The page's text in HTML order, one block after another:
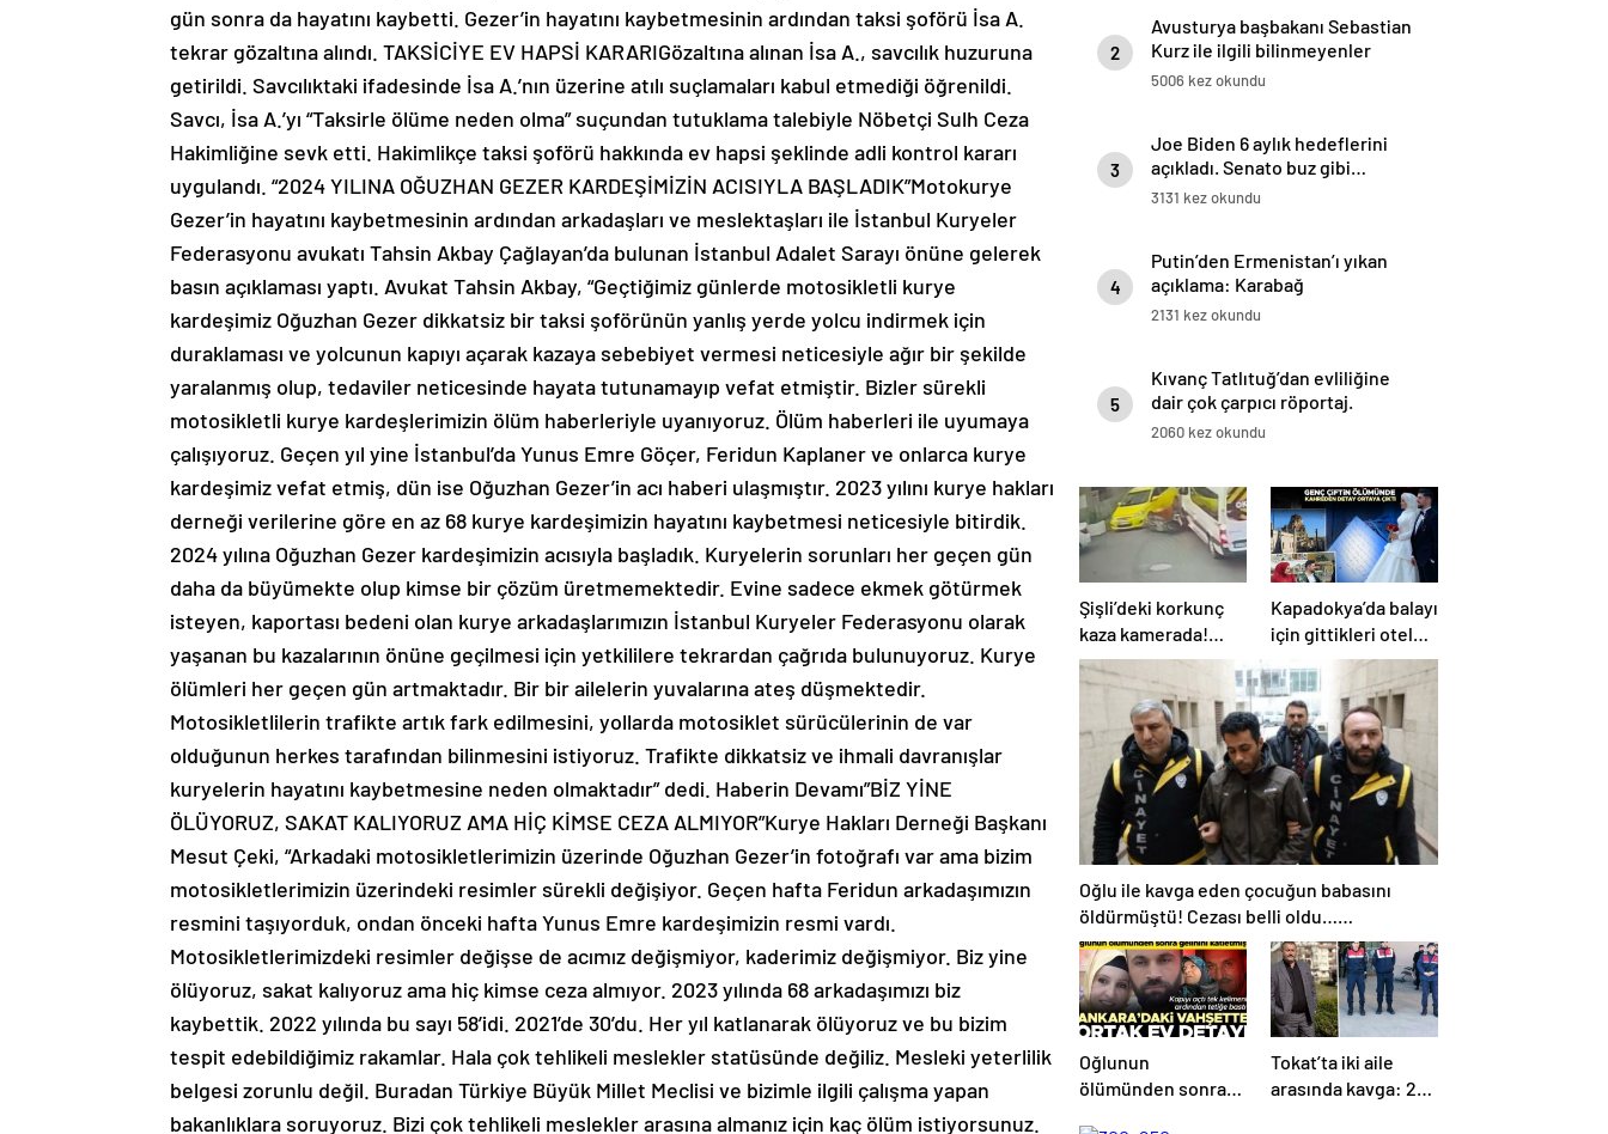
gün sonra da hayatını kaybetti. Gezer’in hayatını kaybetmesinin ardından taksi şoförü İsa A.
tekrar gözaltına alındı. TAKSİCİYE EV HAPSİ KARARIGözaltına alınan İsa A., savcılık huzuruna
getirildi. Savcılıktaki ifadesinde İsa A.’nın üzerine atılı suçlamaları kabul etmediği öğrenildi.
Savcı, İsa A.’yı “Taksirle ölüme neden olma” suçundan tutuklama talebiyle Nöbetçi Sulh Ceza
Hakimliğine sevk etti. Hakimlikçe taksi şoförü hakkında ev hapsi şeklinde adli kontrol kararı
uygulandı. “2024 YILINA OĞUZHAN GEZER KARDEŞİMİZİN ACISIYLA BAŞLADIK”Motokurye
Gezer’in hayatını kaybetmesinin ardından arkadaşları ve meslektaşları ile İstanbul Kuryeler
Federasyonu avukatı Tahsin Akbay Çağlayan’da bulunan İstanbul Adalet Sarayı önüne gelerek
basın açıklaması yaptı. Avukat Tahsin Akbay, “Geçtiğimiz günlerde motosikletli kurye
kardeşimiz Oğuzhan Gezer dikkatsiz bir taksi şoförünün yanlış yerde yolcu indirmek için
duraklaması ve yolcunun kapıyı açarak kazaya sebebiyet vermesi neticesiyle ağır bir şekilde
yaralanmış olup, tedaviler neticesinde hayata tutunamayıp vefat etmiştir. Bizler sürekli
motosikletli kurye kardeşlerimizin ölüm haberleriyle uyanıyoruz. Ölüm haberleri ile uyumaya
çalışıyoruz. Geçen yıl yine İstanbul’da Yunus Emre Göçer, Feridun Kaplaner ve onlarca kurye
kardeşimiz vefat etmiş, dün ise Oğuzhan Gezer’in acı haberi ulaşmıştır. 2023 yılını kurye hakları
derneği verilerine göre en az 68 kurye kardeşimizin hayatını kaybetmesi neticesiyle bitirdik.
2024 yılına Oğuzhan Gezer kardeşimizin acısıyla başladık. Kuryelerin sorunları her geçen gün
daha da büyümekte olup kimse bir çözüm üretmemektedir. Evine sadece ekmek götürmek
isteyen, kaportası bedeni olan kurye arkadaşlarımızın İstanbul Kuryeler Federasyonu olarak
yaşanan bu kazalarının önüne geçilmesi için yetkililere tekrardan çağrıda bulunuyoruz. Kurye
ölümleri her geçen gün artmaktadır. Bir bir ailelerin yuvalarına ateş düşmektedir.
Motosikletlilerin trafikte artık fark edilmesini, yollarda motosiklet sürücülerinin de var
olduğunun herkes tarafından bilinmesini istiyoruz. Trafikte dikkatsiz ve ihmali davranışlar
kuryelerin hayatını kaybetmesine neden olmaktadır” dedi. Haberin Devamı”BİZ YİNE
ÖLÜYORUZ, SAKAT KALIYORUZ AMA HİÇ KİMSE CEZA ALMIYOR”Kurye Hakları Derneği Başkanı
Mesut Çeki, “Arkadaki motosikletlerimizin üzerinde Oğuzhan Gezer’in fotoğrafı var ama bizim
motosikletlerimizin üzerindeki resimler sürekli değişiyor. Geçen hafta Feridun arkadaşımızın
resmini taşıyorduk, ondan önceki hafta Yunus Emre kardeşimizin resmi vardı.
Motosikletlerimizdeki resimler değişse de acımız değişmiyor, kaderimiz değişmiyor. Biz yine
ölüyoruz, sakat kalıyoruz ama hiç kimse ceza almıyor. 2023 yılında 68 arkadaşımızı biz
kaybettik. 2022 yılında bu sayı 58’idi. 2021’de 30’du. Her yıl katlanarak ölüyoruz ve bu bizim
tespit edebildiğimiz rakamlar. Hala çok tehlikeli meslekler statüsünde değiliz. Mesleki yeterlilik
belgesi zorunlu değil. Buradan Türkiye Büyük Millet Meclisi ve bizimle ilgili çalışma yapan
bakanlıklara soruyoruz. Bizi çok tehlikeli meslekler arasına almanız için kaç ölüm istiyorsunuz.
2
Avusturya başbakanı Sebastian
Kurz ile ilgili bilinmeyenler
5006 kez okundu
3
Joe Biden 6 aylık hedeflerini
açıkladı. Senato buz gibi…
3131 kez okundu
4
Putin’den Ermenistan’ı yıkan
açıklama: Karabağ
Azerbaycan’ın ayrılmaz bir
2131 kez okundu
5
Kıvanç Tatlıtuğ’dan evliliğine
dair çok çarpıcı röportaj.
2060 kez okundu
Şişli’deki korkunç
kaza kamerada!
Taksideki yolcunun
açtığı kapıya çarpan
motokurye hayatını
kaybetti
Kapadokya’da balayı
için gittikleri otelde
karbonmonoksit
gazından
zehirlenmişlerdi!
Akbaş çiftinin
ölümünde
kahreden detay
Oğlu ile kavga eden çocuğun babasını
öldürmüştü! Cezası belli oldu…
‘Çocuklarım zorbalığa maruz kalıyordu’
Oğlunun
ölümünden sonra
Tokat’ta iki aile
arasında kavga: 2